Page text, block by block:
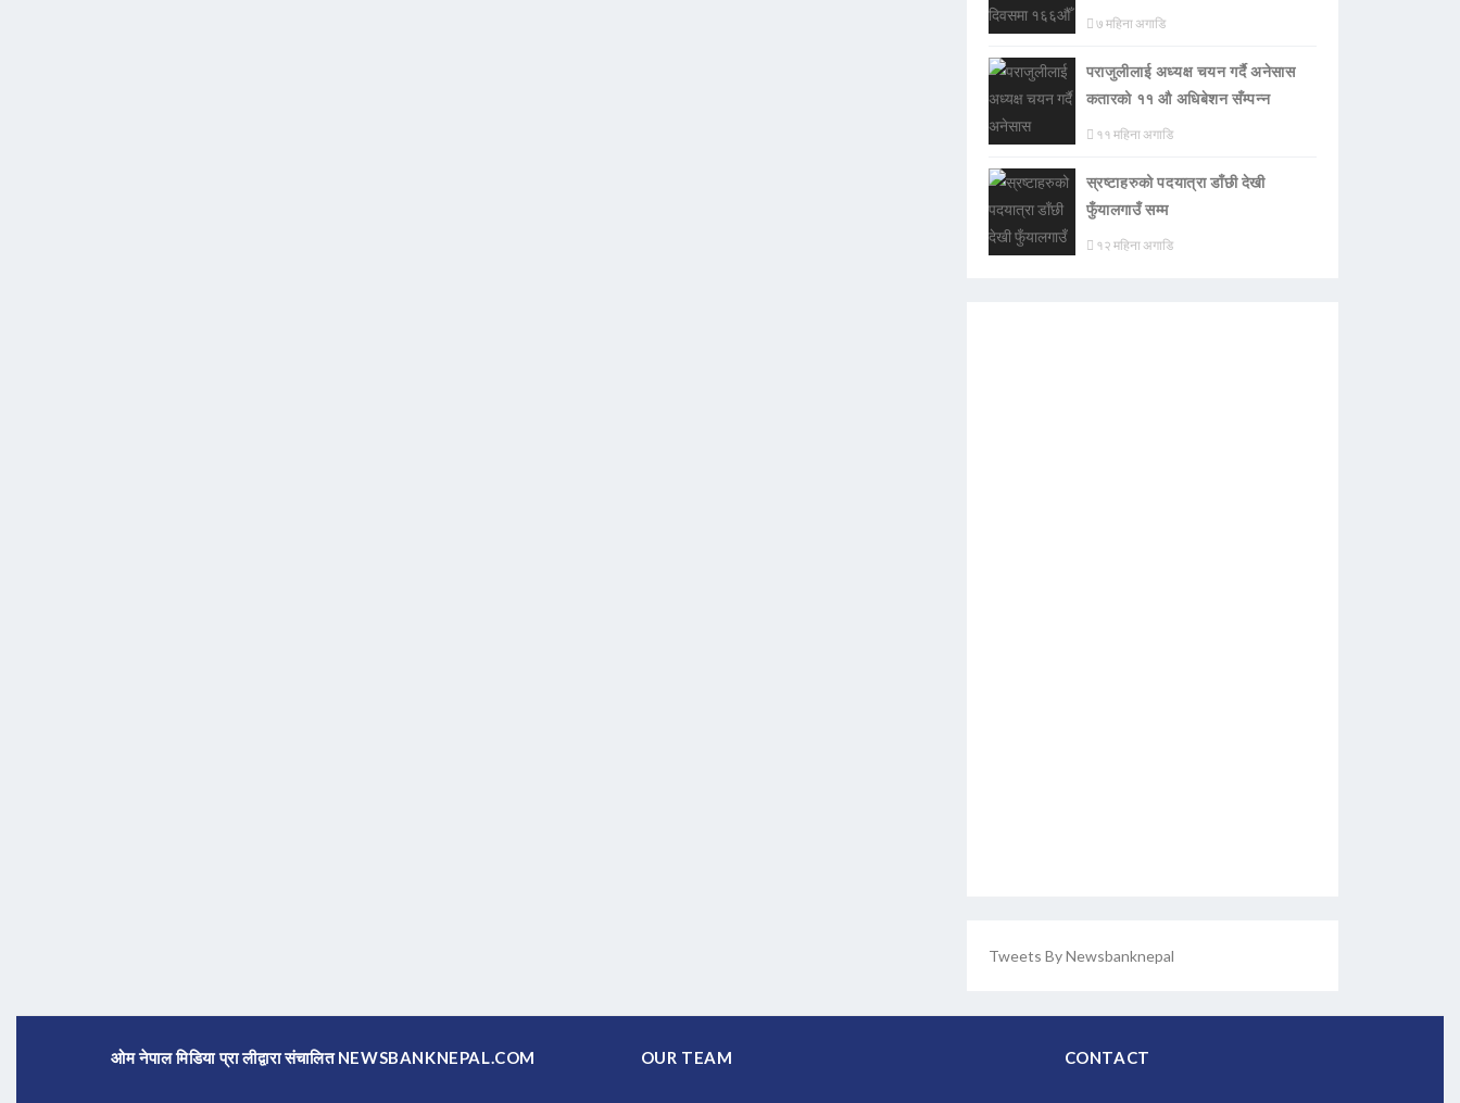
७ महिना अगाडि
पराजुलीलाई अध्यक्ष चयन गर्दै अनेसास
कतारको ११ औ अधिबेशन सँम्पन्न
११ महिना अगाडि
स्रष्टाहरुको पदयात्रा डाँछी देखी
फुँयालगाउँ सम्म
१२ महिना अगाडि
Tweets By Newsbanknepal
ओम नेपाल मिडिया प्रा लीद्वारा संचालित NEWSBANKNEPAL.COM OUR TEAM CONTACT